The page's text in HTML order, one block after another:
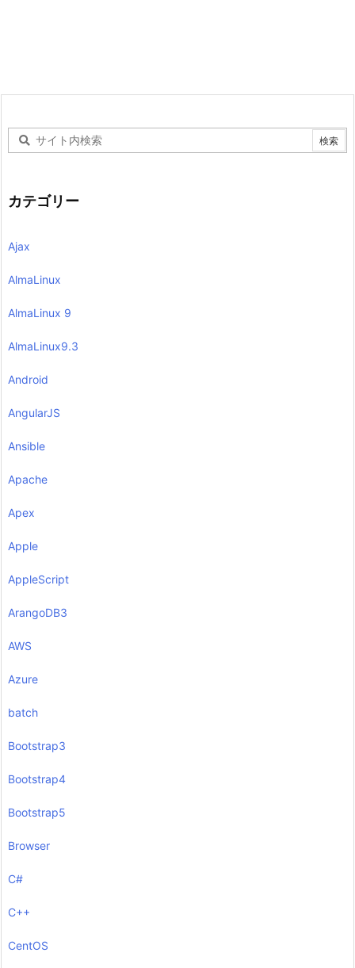
カテゴリー
Ajax
AlmaLinux
AlmaLinux 9
AlmaLinux9.3
Android
AngularJS
Ansible
Apache
Apex
Apple
AppleScript
ArangoDB3
AWS
Azure
batch
Bootstrap3
Bootstrap4
Bootstrap5
Browser
C#
C++
CentOS